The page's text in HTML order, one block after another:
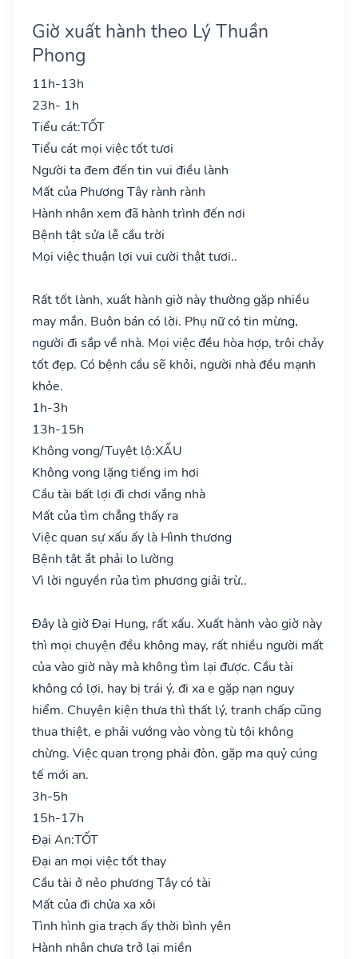
Giờ xuất hành theo Lý Thuần
Phong
11h-13h
23h- 1h
Tiểu cát:TỐT
Tiểu cát mọi việc tốt tươi
Người ta đem đến tin vui điều lành
Mất của Phương Tây rành rành
Hành nhân xem đã hành trình đến nơi
Bệnh tật sửa lễ cầu trời
Mọi việc thuận lợi vui cười thật tươi..
Rất tốt lành, xuất hành giờ này thường gặp nhiều
may mắn. Buôn bán có lời. Phụ nữ có tin mừng,
người đi sắp về nhà. Mọi việc đều hòa hợp, trôi chảy
tốt đẹp. Có bệnh cầu sẽ khỏi, người nhà đều mạnh
khỏe.
1h-3h
13h-15h
Không vong/Tuyệt lộ:XẤU
Không vong lặng tiếng im hơi
Cầu tài bất lợi đi chơi vắng nhà
Mất của tìm chẳng thấy ra
Việc quan sự xấu ấy là Hình thương
Bệnh tật ắt phải lo lường
Vì lời nguyền rủa tìm phương giải trừ..
Đây là giờ Đại Hung, rất xấu. Xuất hành vào giờ này
thì mọi chuyện đều không may, rất nhiều người mất
của vào giờ này mà không tìm lại được. Cầu tài
không có lợi, hay bị trái ý, đi xa e gặp nạn nguy
hiểm. Chuyện kiện thưa thì thất lý, tranh chấp cũng
thua thiệt, e phải vướng vào vòng tù tội không
chừng. Việc quan trọng phải đòn, gặp ma quỷ cúng
tế mới an.
3h-5h
15h-17h
Đại An:TỐT
Đại an mọi việc tốt thay
Cầu tài ở nẻo phương Tây có tài
Mất của đi chửa xa xôi
Tình hình gia trạch ấy thời bình yên
Hành nhân chưa trở lại miền